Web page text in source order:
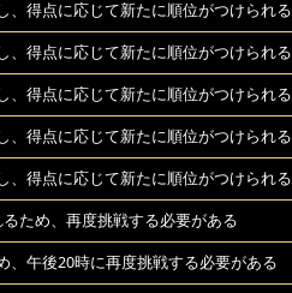
、得点に応じて新たに順位がつけられる
、得点に応じて新たに順位がつけられる
、得点に応じて新たに順位がつけられる
、得点に応じて新たに順位がつけられる
、得点に応じて新たに順位がつけられる
ため、再度挑戦する必要がある
、午後20時に再度挑戦する必要がある